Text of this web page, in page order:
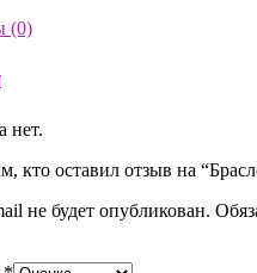
(0)
нет.
кто оставил отзыв на
не будет опубликован.